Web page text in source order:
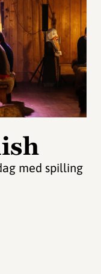
med spilling